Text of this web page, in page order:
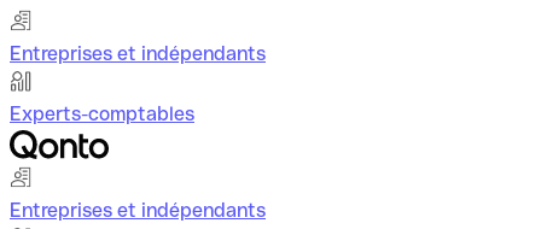
Entreprises et indépendants
Experts-comptables
Entreprises et indépendants